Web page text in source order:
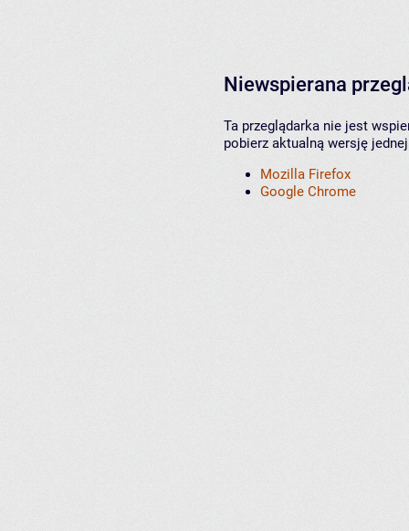
Niewspierana
Ta przeglądarka nie jest
pobierz aktualną wersję
Mozilla Firefox
Google Chrome